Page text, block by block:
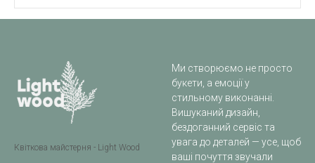
Квіткова майстерня - Light Wood
Ми створюємо не просто
букети, а емоції у
стильному виконанні.
Вишуканий дизайн,
бездоганний сервіс та
увага до деталей — усе, щоб
ваші почуття звучали